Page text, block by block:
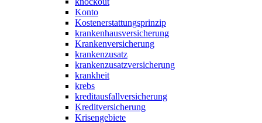
Konto
Kostenerstattungsprinzip
krankenhausversicherung
Krankenversicherung
krankenzusatz
krankenzusatzversicherung
krankheit
krebs
kreditausfallversicherung
Kreditversicherung
Krisengebiete